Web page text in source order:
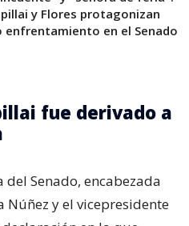
y Flores protagonizan
enfrentamiento en el Senado
fue derivado a
Senado, encabezada
y el vicepresidente